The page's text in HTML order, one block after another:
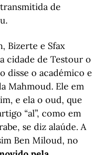
de
Bizerte e Sfax
cidade de Testour o
disse o académico e
Mahmoud. Ele em
e ela o oud, que
“al”, como em
se diz alaúde. A
Ben Miloud, no